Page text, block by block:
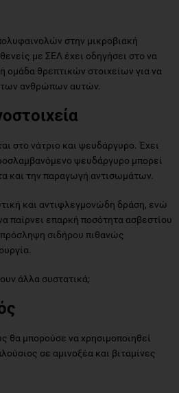
στην μικροβιακή
με ΣΕΛ έχει οδηγήσει στο να
ομάδα θρεπτικών στοιχείων για να
των ανθρώπων αυτών.
στο νάτριο και ψευδάργυρο. Έχει
ψευδάργυρο μπορεί
και την παραγωγή αντισωμάτων.
και αντιφλεγμονώδη δράση, ενώ
παίρνει επαρκή ποσότητα ασβεστίου
σιδήρου πιθανώς
άλλα συστατικά;
θα μπορούσε να χρησιμοποιηθεί
σε αμινοξέα και βιταμίνες